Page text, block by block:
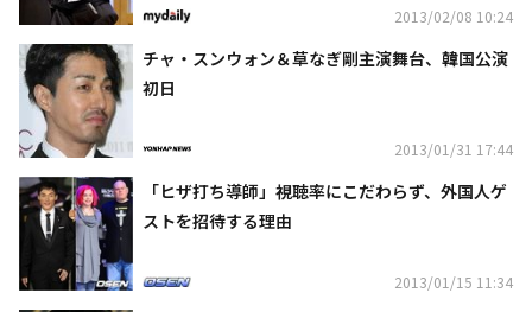
2013/02/08 10:24
チャ・スンウォン＆草なぎ剛主演舞台、韓国公演
初日
2013/01/31 17:44
「ヒザ打ち導師」視聴率にこだわらず、外国人ゲ
ストを招待する理由
2013/01/15 11:34